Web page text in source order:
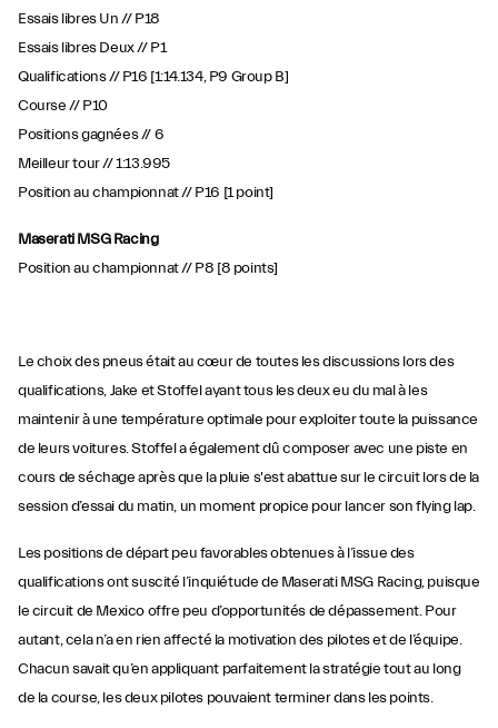
Essais libres Un // P18
Essais libres Deux // P1
Qualifications // P16 [1:14.134, P9 Group B]
Course // P10
Positions gagnées // 6
Meilleur tour // 1:13.995
Position au championnat // P16 [1 point]
Maserati MSG Racing
Position au championnat // P8 [8 points]
Le choix des pneus était au cœur de toutes les discussions lors des
qualifications, Jake et Stoffel ayant tous les deux eu du mal à les
maintenir à une température optimale pour exploiter toute la puissance
de leurs voitures. Stoffel a également dû composer avec une piste en
cours de séchage après que la pluie s'est abattue sur le circuit lors de la
session d’essai du matin, un moment propice pour lancer son flying lap.
Les positions de départ peu favorables obtenues à l’issue des
qualifications ont suscité l’inquiétude de Maserati MSG Racing, puisque
le circuit de Mexico offre peu d’opportunités de dépassement. Pour
autant, cela n’a en rien affecté la motivation des pilotes et de l’équipe.
Chacun savait qu’en appliquant parfaitement la stratégie tout au long
de la course, les deux pilotes pouvaient terminer dans les points.